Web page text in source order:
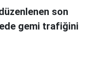
son
gemi trafiğini